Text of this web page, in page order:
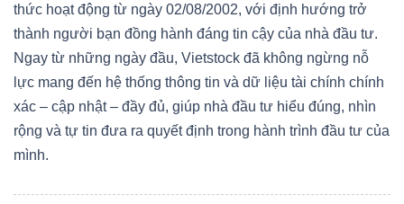
thức hoạt động từ ngày 02/08/2002, với định hướng trở
thành người bạn đồng hành đáng tin cậy của nhà đầu tư.
Ngay từ những ngày đầu, Vietstock đã không ngừng nỗ
lực mang đến hệ thống thông tin và dữ liệu tài chính chính
xác – cập nhật – đầy đủ, giúp nhà đầu tư hiểu đúng, nhìn
rộng và tự tin đưa ra quyết định trong hành trình đầu tư của
mình.